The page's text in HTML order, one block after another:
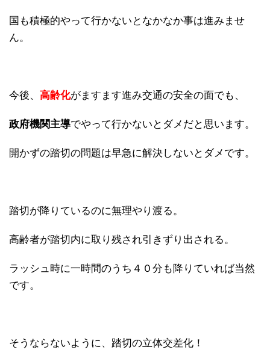
国も積極的やって行かないとなかなか事は進みませ
ん。
今後、 高齢化がますます進み交通の安全の面でも、
政府機関主導でやって行かないとダメだと思います。
開かずの踏切の問題は早急に解決しないとダメです。
踏切が降りているのに無理やり渡る。
高齢者が踏切内に取り残され引きずり出される。
ラッシュ時に一時間のうち４０分も降りていれば当然
です。
そうならないように、踏切の立体交差化！